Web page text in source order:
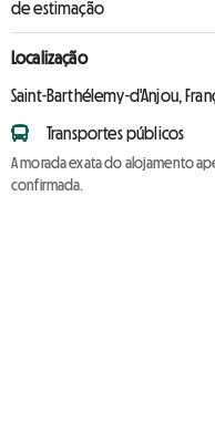
de estimação
Localização
Saint-Barthélemy-d'Anjou,
Transportes públicos
A morada exata do alojamento
confirmada.